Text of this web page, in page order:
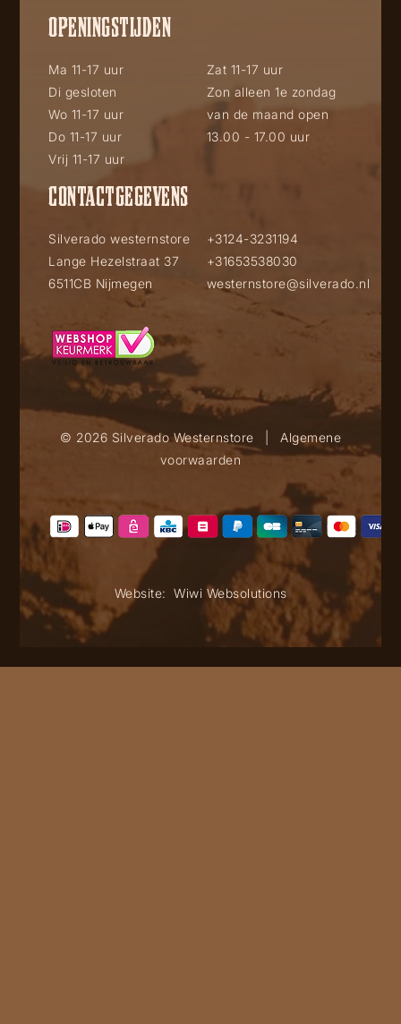
OPENINGSTIJDEN
Ma 11-17 uur
Di gesloten
Wo 11-17 uur
Do 11-17 uur
Vrij 11-17 uur
Zat 11-17 uur
Zon alleen 1e zondag
van de maand open
13.00 - 17.00 uur
CONTACTGEGEVENS
Silverado westernstore
Lange Hezelstraat 37
6511CB Nijmegen
+3124-3231194
+31653538030
westernstore@silverado.nl
© 2026 Silverado Westernstore
Algemene
voorwaarden
Website: Wiwi Websolutions